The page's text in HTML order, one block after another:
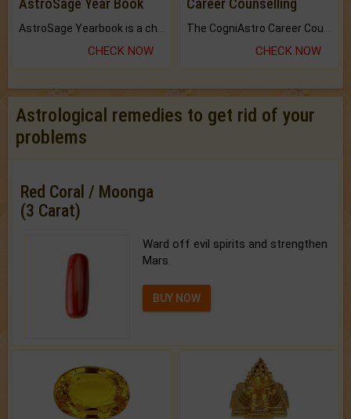
AstroSage Year Book
CHECK NOW
Career Counselling
CHECK NOW
Astrological remedies to get rid of your
problems
Red Coral / Moonga
(3 Carat)
Ward off evil spirits and strengthen
Mars.
BUY NOW